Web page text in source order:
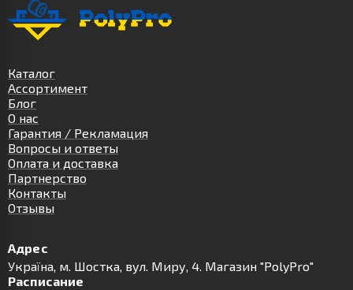
Каталог
Ассортимент
Блог
О нас
Гарантия / Рекламация
Вопросы и ответы
Оплата и доставка
Партнерство
Контакты
Отзывы
Адрес
Українa, м. Шостка, вул. Миру, 4. Магазин "PolyPro"
Расписание